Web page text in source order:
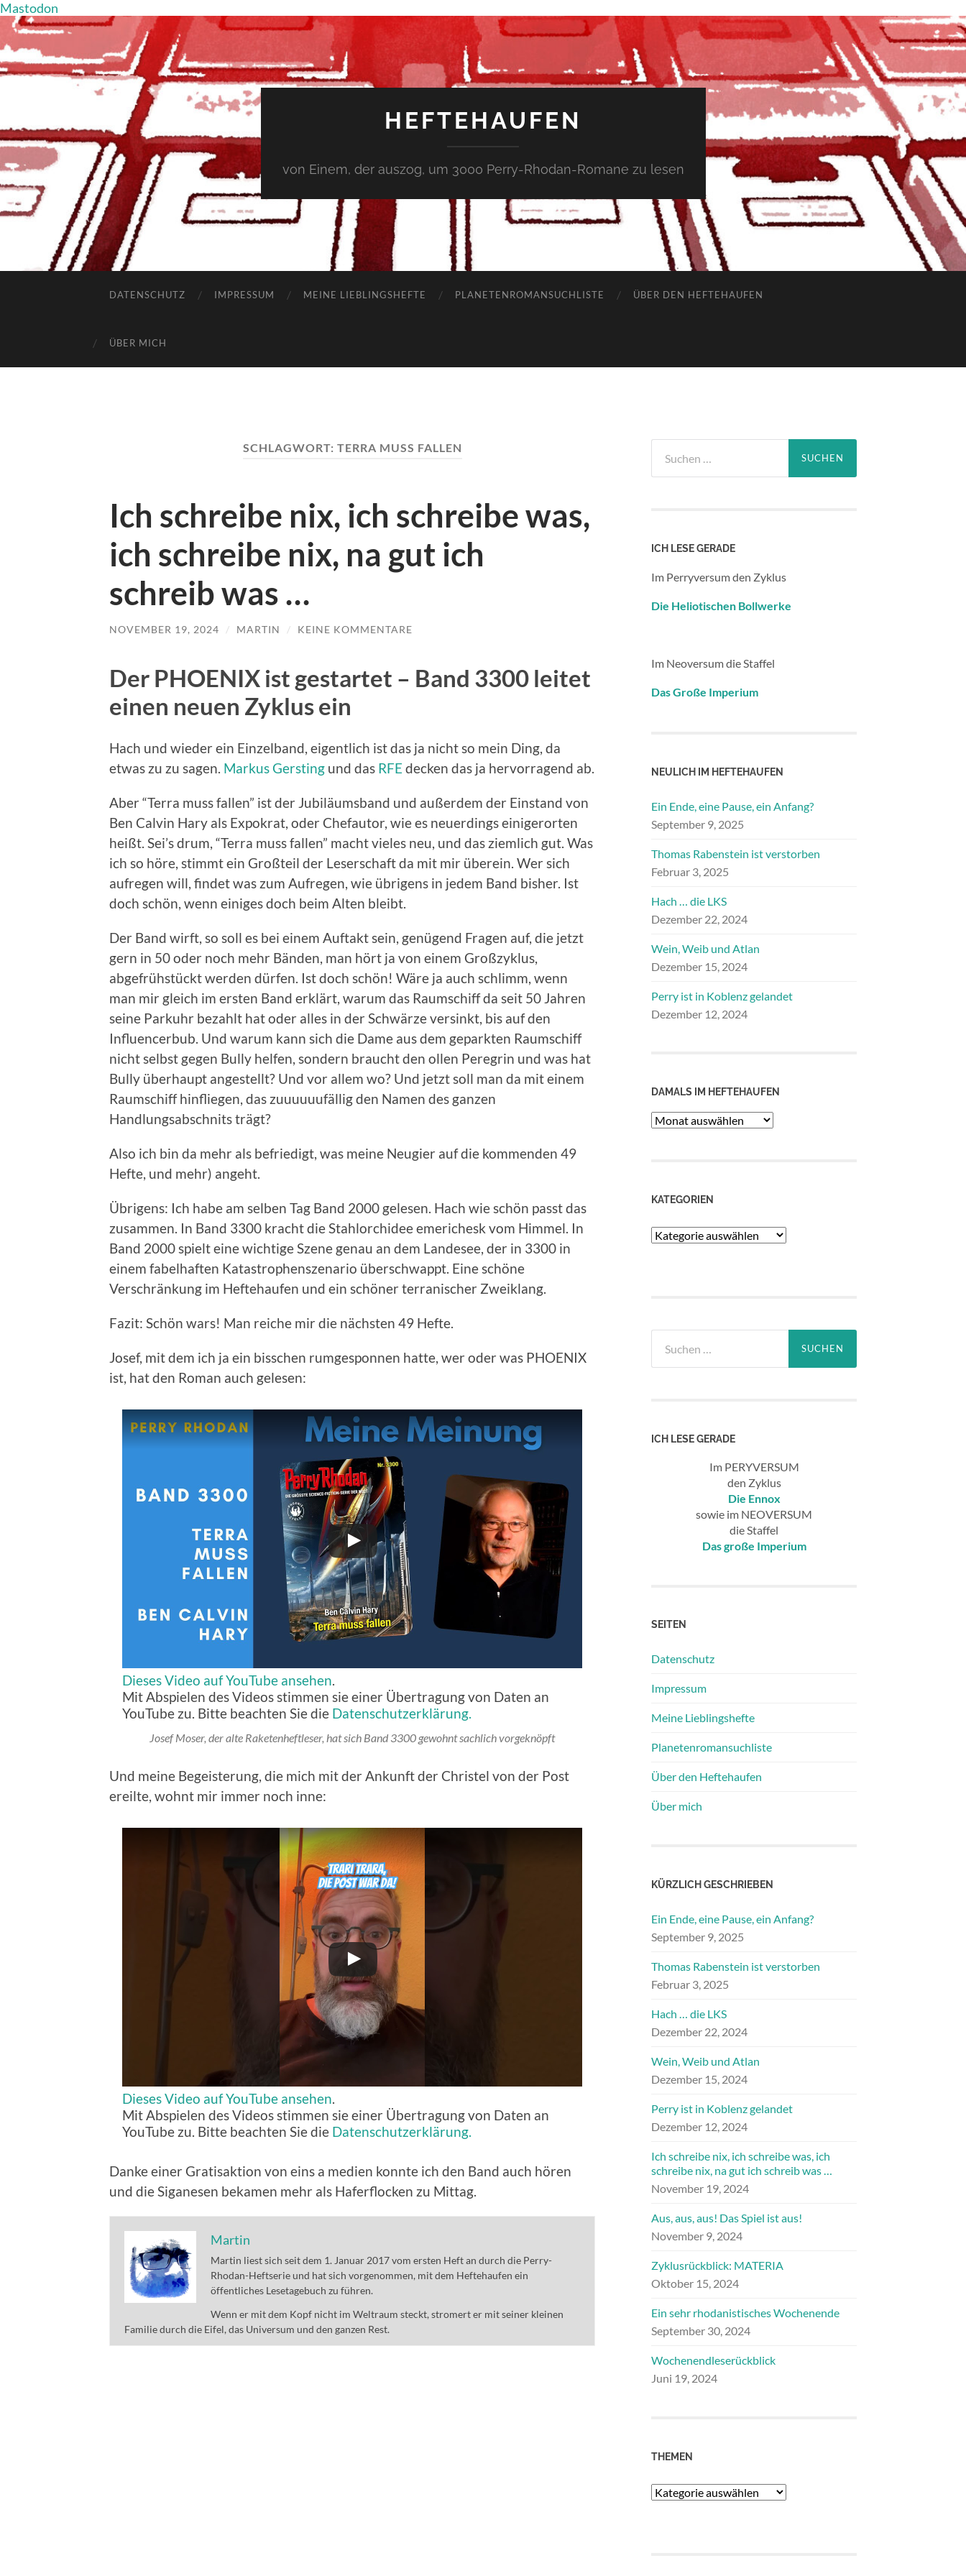
Mastodon
HEFTEHAUFEN
von Einem, der auszog, um 3000 Perry-Rhodan-Romane zu lesen
DATENSCHUTZ IMPRESSUM MEINE LIEBLINGSHEFTE PLANETENROMANSUCHLISTE ÜBER DEN HEFTEHAUFEN
ÜBER MICH
SCHLAGWORT: TERRA MUSS FALLEN
Ich schreibe nix, ich schreibe was,
ich schreibe nix, na gut ich
schreib was …
NOVEMBER 19, 2024 / MARTIN / KEINE KOMMENTARE
Der PHOENIX ist gestartet – Band 3300 leitet
einen neuen Zyklus ein
Hach und wieder ein Einzelband, eigentlich ist das ja nicht so mein Ding, da
etwas zu zu sagen. Markus Gersting und das RFE decken das ja hervorragend ab.
Aber “Terra muss fallen” ist der Jubiläumsband und außerdem der Einstand von
Ben Calvin Hary als Expokrat, oder Chefautor, wie es neuerdings einigerorten
heißt. Sei’s drum, “Terra muss fallen” macht vieles neu, und das ziemlich gut. Was
ich so höre, stimmt ein Großteil der Leserschaft da mit mir überein. Wer sich
aufregen will, findet was zum Aufregen, wie übrigens in jedem Band bisher. Ist
doch schön, wenn einiges doch beim Alten bleibt.
Der Band wirft, so soll es bei einem Auftakt sein, genügend Fragen auf, die jetzt
gern in 50 oder noch mehr Bänden, man hört ja von einem Großzyklus,
abgefrühstückt werden dürfen. Ist doch schön! Wäre ja auch schlimm, wenn
man mir gleich im ersten Band erklärt, warum das Raumschiff da seit 50 Jahren
seine Parkuhr bezahlt hat oder alles in der Schwärze versinkt, bis auf den
Influencerbub. Und warum kann sich die Dame aus dem geparkten Raumschiff
nicht selbst gegen Bully helfen, sondern braucht den ollen Peregrin und was hat
Bully überhaupt angestellt? Und vor allem wo? Und jetzt soll man da mit einem
Raumschiff hinfliegen, das zuuuuuufällig den Namen des ganzen
Handlungsabschnits trägt?
Also ich bin da mehr als befriedigt, was meine Neugier auf die kommenden 49
Hefte, und mehr) angeht.
Übrigens: Ich habe am selben Tag Band 2000 gelesen. Hach wie schön passt das
zusammen. In Band 3300 kracht die Stahlorchidee emerichesk vom Himmel. In
Band 2000 spielt eine wichtige Szene genau an dem Landesee, der in 3300 in
einem fabelhaften Katastrophenszenario überschwappt. Eine schöne
Verschränkung im Heftehaufen und ein schöner terranischer Zweiklang.
Fazit: Schön wars! Man reiche mir die nächsten 49 Hefte.
Josef, mit dem ich ja ein bisschen rumgesponnen hatte, wer oder was PHOENIX
ist, hat den Roman auch gelesen:
Dieses Video auf YouTube ansehen.
Mit Abspielen des Videos stimmen sie einer Übertragung von Daten an
YouTube zu. Bitte beachten Sie die Datenschutzerklärung.
Josef Moser, der alte Raketenheftleser, hat sich Band 3300 gewohnt sachlich vorgeknöpft
Und meine Begeisterung, die mich mit der Ankunft der Christel von der Post
ereilte, wohnt mir immer noch inne:
Dieses Video auf YouTube ansehen.
Mit Abspielen des Videos stimmen sie einer Übertragung von Daten an
YouTube zu. Bitte beachten Sie die Datenschutzerklärung.
Danke einer Gratisaktion von eins a medien konnte ich den Band auch hören
und die Siganesen bekamen mehr als Haferflocken zu Mittag.
Martin
Martin liest sich seit dem 1. Januar 2017 vom ersten Heft an durch die Perry-
Rhodan-Heftserie und hat sich vorgenommen, mit dem Heftehaufen ein
öffentliches Lesetagebuch zu führen.
Wenn er mit dem Kopf nicht im Weltraum steckt, stromert er mit seiner kleinen
Familie durch die Eifel, das Universum und den ganzen Rest.
nach:
ICH LESE GERADE
Im Perryversum den Zyklus
Die Heliotischen Bollwerke
Im Neoversum die Staffel
Das Große Imperium
NEULICH IM HEFTEHAUFEN
Ein Ende, eine Pause, ein Anfang?
September 9, 2025
Thomas Rabenstein ist verstorben
Februar 3, 2025
Hach … die LKS
Dezember 22, 2024
Wein, Weib und Atlan
Dezember 15, 2024
Perry ist in Koblenz gelandet
Dezember 12, 2024
DAMALS IM HEFTEHAUFEN
Damals
KATEGORIEN
Kategorien
nach:
ICH LESE GERADE
Im PERYVERSUM
den Zyklus
Die Ennox
sowie im NEOVERSUM
die Staffel
Das große Imperium
SEITEN
Datenschutz
Impressum
Meine Lieblingshefte
Planetenromansuchliste
Über den Heftehaufen
Über mich
KÜRZLICH GESCHRIEBEN
Ein Ende, eine Pause, ein Anfang?
September 9, 2025
Thomas Rabenstein ist verstorben
Februar 3, 2025
Hach … die LKS
Dezember 22, 2024
Wein, Weib und Atlan
Dezember 15, 2024
Perry ist in Koblenz gelandet
Dezember 12, 2024
Ich schreibe nix, ich schreibe was, ich
schreibe nix, na gut ich schreib was …
November 19, 2024
Aus, aus, aus! Das Spiel ist aus!
November 9, 2024
Zyklusrückblick: MATERIA
Oktober 15, 2024
Ein sehr rhodanistisches Wochenende
September 30, 2024
Wochenendleserückblick
Juni 19, 2024
THEMEN
Themen